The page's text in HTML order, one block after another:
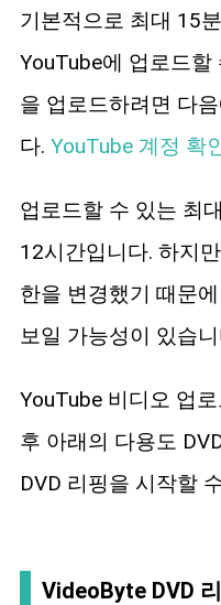
기본적으로 최대 15
YouTube에 업로드
을 업로드하려면 다
다. YouTube 계정 확
업로드할 수 있는 최
12시간입니다. 하지
한을 변경했기 때문
보일 가능성이 있습
YouTube 비디오 업
후 아래의 다용도
DVD 리핑을 시작할
VideoByte DVD